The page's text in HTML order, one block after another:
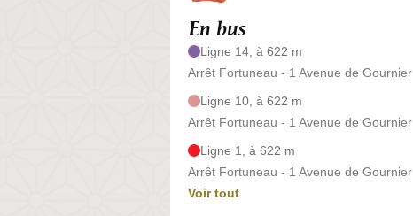
En bus
Ligne 14, à 622 m
Arrêt Fortuneau - 1 Avenue de Gournier
Ligne 10, à 622 m
Arrêt Fortuneau - 1 Avenue de Gournier
Ligne 1, à 622 m
Arrêt Fortuneau - 1 Avenue de Gournier
Voir tout